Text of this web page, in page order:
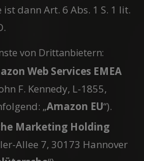
dann Art. 6 Abs. 1 S. 1 lit.
von Drittanbietern:
Web Services EMEA
F. Kennedy, L-1855,
„Amazon EU“).
Marketing Holding
Allee 7, 30173 Hannover